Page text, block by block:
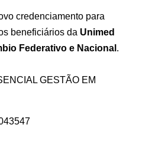
credenciamento para
beneficiários da Unimed
Federativo e Nacional .
GESTÃO EM